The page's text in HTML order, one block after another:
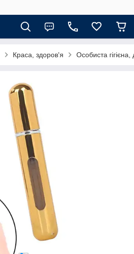
Краса, здоров'я Особиста